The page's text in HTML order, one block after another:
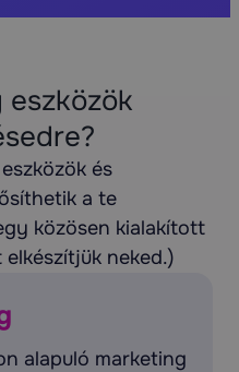
eszközök
és
a te
közösen kialakított
neked.)
alapuló marketing